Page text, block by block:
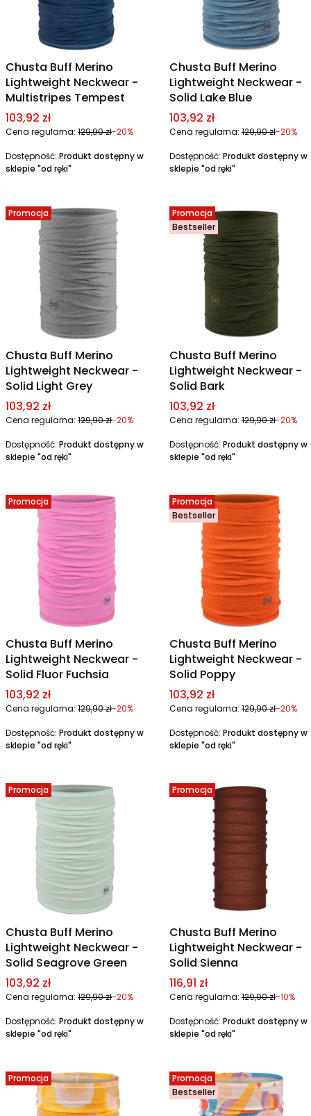
Chusta Buff Merino
Lightweight Neckwear -
Multistripes Tempest
Cena promocyjna
103,92 zł
Cena regularna: 129,90 zł-20%
Dostępność: Produkt dostępny w
sklepie "od ręki"
Chusta Buff Merino
Lightweight Neckwear -
Solid Lake Blue
Cena promocyjna
103,92 zł
Cena regularna: 129,90 zł-20%
Dostępność: Produkt dostępny w
sklepie "od ręki"
Promocja
Chusta Buff Merino
Lightweight Neckwear -
Solid Light Grey
Cena promocyjna
103,92 zł
Cena regularna: 129,90 zł-20%
Dostępność: Produkt dostępny w
sklepie "od ręki"
Promocja
Bestseller
Chusta Buff Merino
Lightweight Neckwear -
Solid Bark
Cena promocyjna
103,92 zł
Cena regularna: 129,90 zł-20%
Dostępność: Produkt dostępny w
sklepie "od ręki"
Promocja
Chusta Buff Merino
Lightweight Neckwear -
Solid Fluor Fuchsia
Cena promocyjna
103,92 zł
Cena regularna: 129,90 zł-20%
Dostępność: Produkt dostępny w
sklepie "od ręki"
Promocja
Bestseller
Chusta Buff Merino
Lightweight Neckwear -
Solid Poppy
Cena promocyjna
103,92 zł
Cena regularna: 129,90 zł-20%
Dostępność: Produkt dostępny w
sklepie "od ręki"
Promocja
Chusta Buff Merino
Lightweight Neckwear -
Solid Seagrove Green
Cena promocyjna
103,92 zł
Cena regularna: 129,90 zł-20%
Dostępność: Produkt dostępny w
sklepie "od ręki"
Promocja
Chusta Buff Merino
Lightweight Neckwear -
Solid Sienna
Cena promocyjna
116,91 zł
Cena regularna: 129,90 zł-10%
Dostępność: Produkt dostępny w
sklepie "od ręki"
Promocja
Promocja
Bestseller